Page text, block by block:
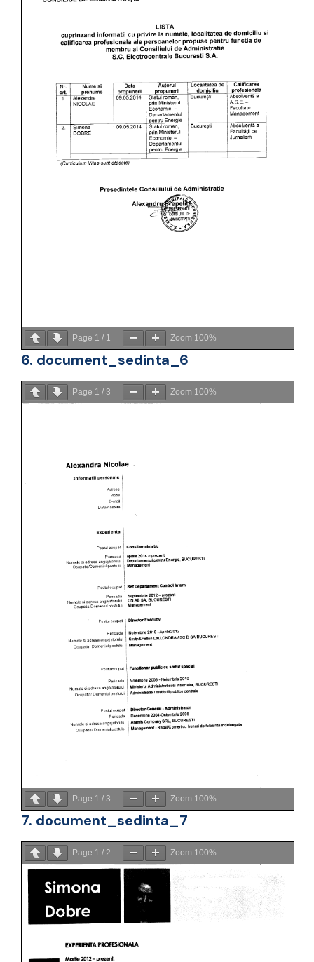
Page 1 / 1 Zoom 100%
6. document_sedinta_6
Page 1 / 3 Zoom 100%
Page 1 / 3 Zoom 100%
7. document_sedinta_7
Page 1 / 2 Zoom 100%